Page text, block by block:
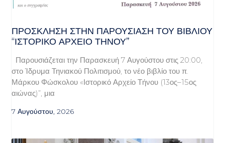
ΠΡΌΣΚΛΗΣΗ ΣΤΗΝ ΠΑΡΟΥΣΊΑΣΗ ΤΟΥ ΒΙΒΛΊΟΥ
“ΙΣΤΟΡΙΚΌ ΑΡΧΕΊΟ ΤΉΝΟΥ”
Παρουσιάζεται την Παρασκευή 7 Αυγούστου στις 20:00,
στο Ίδρυμα Τηνιακού Πολιτισμού, το νέο βιβλίο του π.
Μάρκου Φώσκολου «Ιστορικό Αρχείο Τήνου (13ος–15ος
αιώνας)”, μια
7 Αυγούστου, 2026